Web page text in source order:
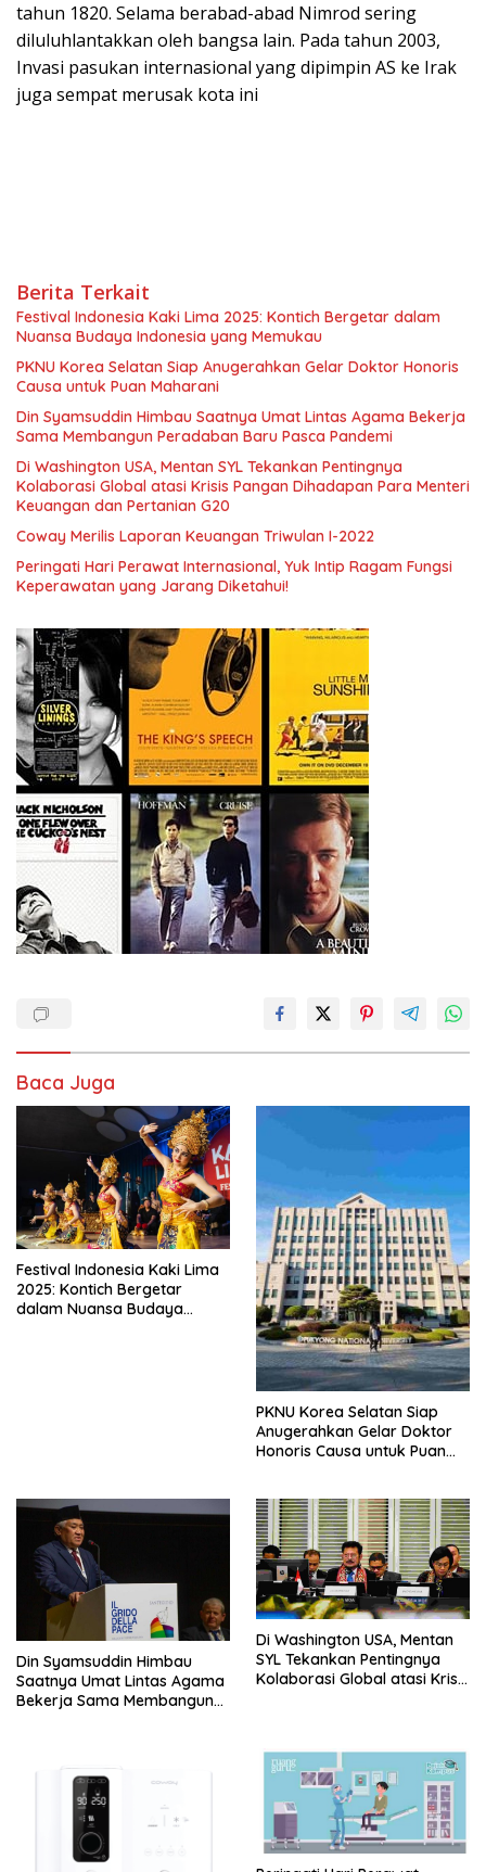
tahun 1820. Selama berabad-abad Nimrod sering
diluluhlantakkan oleh bangsa lain. Pada tahun 2003,
Invasi pasukan internasional yang dipimpin AS ke Irak
juga sempat merusak kota ini
Berita Terkait
Festival Indonesia Kaki Lima 2025: Kontich Bergetar dalam
Nuansa Budaya Indonesia yang Memukau
PKNU Korea Selatan Siap Anugerahkan Gelar Doktor Honoris
Causa untuk Puan Maharani
Din Syamsuddin Himbau Saatnya Umat Lintas Agama Bekerja
Sama Membangun Peradaban Baru Pasca Pandemi
Di Washington USA, Mentan SYL Tekankan Pentingnya
Kolaborasi Global atasi Krisis Pangan Dihadapan Para Menteri
Keuangan dan Pertanian G20
Coway Merilis Laporan Keuangan Triwulan I-2022
Peringati Hari Perawat Internasional, Yuk Intip Ragam Fungsi
Keperawatan yang Jarang Diketahui!
Baca Juga
Festival Indonesia Kaki Lima
2025: Kontich Bergetar
dalam Nuansa Budaya
PKNU Korea Selatan Siap
Anugerahkan Gelar Doktor
Honoris Causa untuk Puan
Din Syamsuddin Himbau
Saatnya Umat Lintas Agama
Bekerja Sama Membangun
Di Washington USA, Mentan
SYL Tekankan Pentingnya
Kolaborasi Global atasi Krisis